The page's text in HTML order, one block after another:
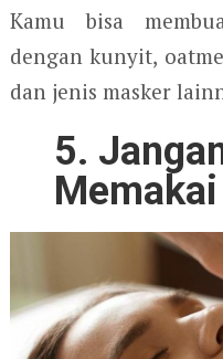
Kamu bisa
dengan kunyit,
dan jenis masker
5.